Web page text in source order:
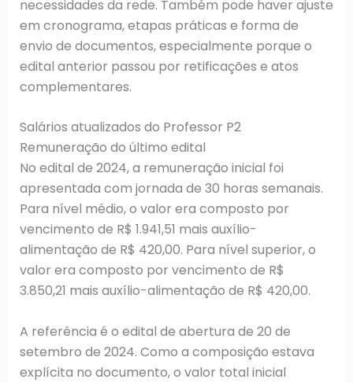
necessidades da rede. Também pode haver ajuste
em cronograma, etapas práticas e forma de
envio de documentos, especialmente porque o
edital anterior passou por retificações e atos
complementares.
Salários atualizados do Professor P2
Remuneração do último edital
No edital de 2024, a remuneração inicial foi
apresentada com jornada de 30 horas semanais.
Para nível médio, o valor era composto por
vencimento de R$ 1.941,51 mais auxílio-
alimentação de R$ 420,00. Para nível superior, o
valor era composto por vencimento de R$
3.850,21 mais auxílio-alimentação de R$ 420,00.
A referência é o edital de abertura de 20 de
setembro de 2024. Como a composição estava
explícita no documento, o valor total inicial